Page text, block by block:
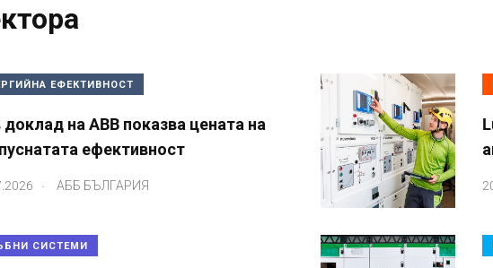
ЕФЕКТИВНОСТ
на ABB показва цената на
ефективност
АББ БЪЛГАРИЯ
СИСТЕМИ